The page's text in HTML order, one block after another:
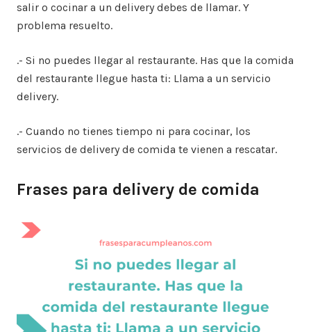
salir o cocinar a un delivery debes de llamar. Y
problema resuelto.
.- Si no puedes llegar al restaurante. Has que la comida
del restaurante llegue hasta ti: Llama a un servicio
delivery.
.- Cuando no tienes tiempo ni para cocinar, los
servicios de delivery de comida te vienen a rescatar.
Frases para delivery de comida